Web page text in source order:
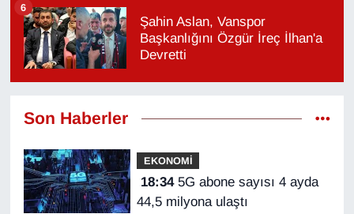
Şahin Aslan, Vanspor
Başkanlığını Özgür İreç İlhan'a
Devretti
6
Son Haberler
EKONOMİ
18:345G abone sayısı 4 ayda
44,5 milyona ulaştı